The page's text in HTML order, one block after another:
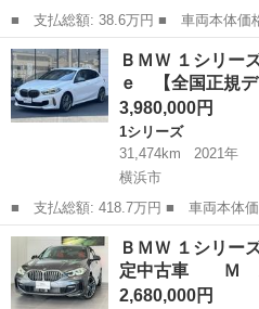
■ 支払総額: 38.6万円 ■ 車両本体価格： 231,000 円 ■ メーカー
名： ＢＭＷ ■ 車種名： １シリー
ｉ 走行距離６３１００キロ／ＨＩＤ
ビ ■ 排気量...
神奈川 相模原市 1シリーズ
ＢＭＷ １シリー
ｅ 【全国正規
3,980,000円
1シリーズ
31,474km
2021年
横浜市
■ 支払総額: 418.7万円 ■ 車両本体価格： 3,980,000 円 ■ メーカ
ー名： ＢＭＷ ■ 車種名： １シリ
５ｉ ｘＤｒｉｖｅ 【全国正規ディ
離無制限...
神奈川 横浜市
ＢＭＷ １シリ
定中古車 Ｍ
2,680,000円